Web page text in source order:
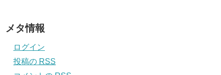
メタ情報
ログイン
投稿の RSS